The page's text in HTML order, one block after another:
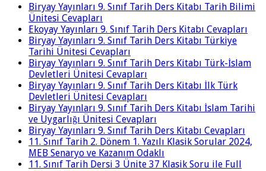
Biryay Yayınları 9. Sınıf Tarih Ders Kitabı Tarih Bilimi
Ünitesi Cevapları
Ekoyay Yayınları 9. Sınıf Tarih Ders Kitabı Cevapları
Biryay Yayınları 9. Sınıf Tarih Ders Kitabı Türkiye
Tarihi Ünitesi Cevapları
Biryay Yayınları 9. Sınıf Tarih Ders Kitabı Türk-İslam
Devletleri Ünitesi Cevapları
Biryay Yayınları 9. Sınıf Tarih Ders Kitabı İlk Türk
Devletleri Ünitesi Cevapları
Biryay Yayınları 9. Sınıf Tarih Ders Kitabı İslam Tarihi
ve Uygarlığı Ünitesi Cevapları
Biryay Yayınları 9. Sınıf Tarih Ders Kitabı Cevapları
11. Sınıf Tarih 2. Dönem 1. Yazılı Klasik Sorular 2024,
MEB Senaryo ve Kazanım Odaklı
11. Sınıf Tarih Dersi 3 Ünite 37 Klasik Soru ile Full